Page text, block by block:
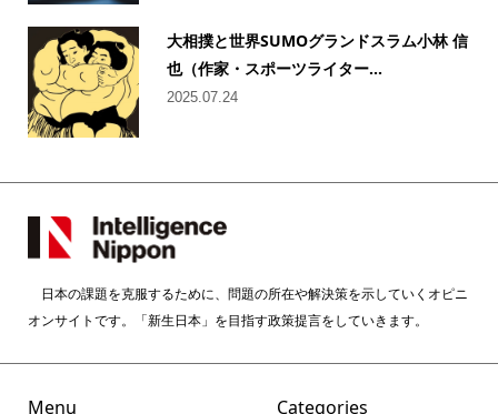
大相撲と世界SUMOグランドスラム小林 信
也（作家・スポーツライター...
2025.07.24
日本の課題を克服するために、問題の所在や解決策を示していくオピニ
オンサイトです。「新生日本」を目指す政策提言をしていきます。
Menu Categories